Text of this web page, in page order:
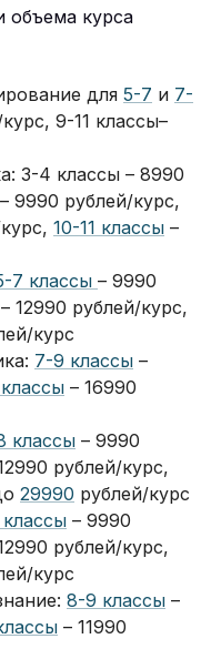
объема курса
для 5-7 и 7-
9-11 классы–
3-4 классы – 8990
– 9990 рублей/курс,
10-11 классы –
7 классы – 9990
– 12990 рублей/курс,
курс
7-9 классы –
– 16990
классы – 9990
рублей/курс,
29990 рублей/курс
– 9990
рублей/курс,
курс
8-9 классы –
– 11990